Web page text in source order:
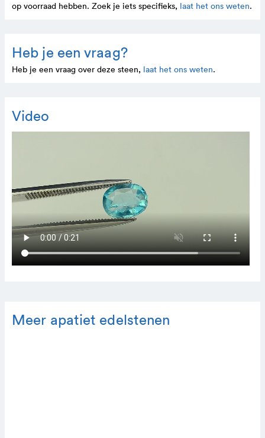
op voor­raad hebben. Zoek je iets speci­fieks, laat het ons weten.
Heb je een vraag?
Heb je een vraag over deze steen, laat het ons weten.
Video
Meer apatiet edelstenen